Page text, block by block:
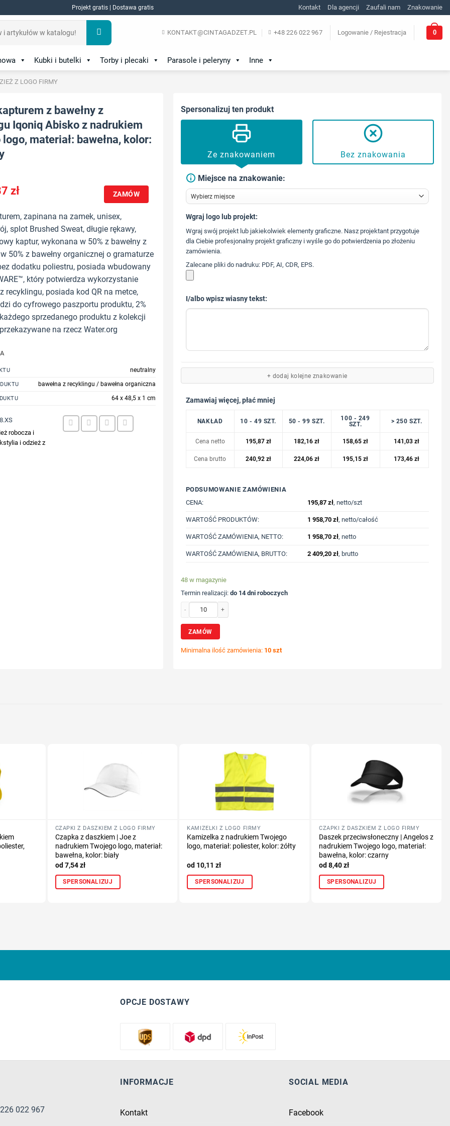
Projekt gratis | Dostawa gratis Kontakt Dla agencji Zaufali nam Znakowanie
KONTAKT@CINTAGADZET.PL +48 226 022 967 Logowanie / Rejestracja 0
Kubki i butelki Torby i plecaki Parasole i peleryny Inne
Z LOGO FIRMY
z bawełny z
Iqoniq Abisko z nadrukiem
materiał: bawełna, kolor:
zł ZAMÓW
zapinana na zamek, unisex,
splot Brushed Sweat, długie rękawy,
kaptur, wykonana w 50% z bawełny z
50% z bawełny organicznej o gramaturze
dodatku poliestru, posiada wbudowany
który potwierdza wykorzystanie
recyklingu, posiada kod QR na metce,
do cyfrowego paszportu produktu, 2%
sprzedanego produktu z kolekcji
na rzecz Water.org
neutralny
bawełna z recyklingu / bawełna organiczna
64 x 48,5 x 1 cm
robocza i
i odzież z
Spersonalizuj ten produkt
Ze znakowaniem Bez znakowania
Miejsce na znakowanie:
573 568 217
Wgraj logo lub projekt:
Wgraj swój projekt lub jakiekolwiek elementy graficzne. Nasz projektant przygotuje
dla Ciebie profesjonalny projekt graficzny i wyśle go do potwierdzenia po złożeniu
zamówienia.
Zalecane pliki do nadruku: PDF, AI, CDR, EPS.
I/albo wpisz wiasny tekst:
+ dodaj kolejne znakowanie
Zamawiaj więcej, płać mniej
NAKŁAD 10 - 49 SZT. 50 - 99 SZT.
100 - 249
SZT.
> 250 SZT.
Cena netto 195,87 zł 182,16zł 158,65zł 141,03zł
Cena brutto 240,92 zł 224,06zł 195,15zł 173,46zł
PODSUMOWANIE ZAMÓWIENIA
CENA:
195,87 zł, netto/szt
WARTOŚĆ PRODUKTÓW: 1 958,70 zł, netto/całość
WARTOŚĆ ZAMÓWIENIA, NETTO: 1 958,70 zł, netto
WARTOŚĆ ZAMÓWIENIA, BRUTTO: 2 409,20 zł, brutto
48 w magazynie
Termin realizacji: do 14 dni roboczych
ilość Bluza z kapturem z bawełny z recyklingu Iqoniq Abisko z nadrukiem Twojego logo, materiał:
ZAMÓW
Minimalna ilość zamówienia: 10 szt
CZAPKI Z DASZKIEM Z LOGO FIRMY
Czapka z daszkiem | Joe z
nadrukiem Twojego logo, materiał:
bawełna, kolor: biały
7,54zł
SPERSONALIZUJ
KAMIZELKI Z LOGO FIRMY
Kamizelka z nadrukiem Twojego
logo, materiał: poliester, kolor: żółty
10,11zł
SPERSONALIZUJ
CZAPKI Z DASZKIEM Z LOGO FIRMY
Daszek przeciwsłoneczny | Angelos z
nadrukiem Twojego logo, materiał:
bawełna, kolor: czarny
8,40zł
SPERSONALIZUJ
OPCJE DOSTAWY
022 967
INFORMACJE
Kontakt
SOCIAL MEDIA
Facebook